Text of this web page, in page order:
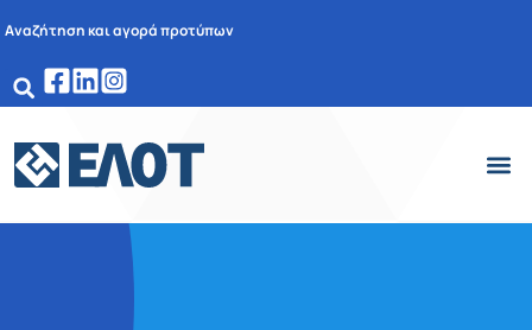
Αναζήτηση και αγορά προτύπων